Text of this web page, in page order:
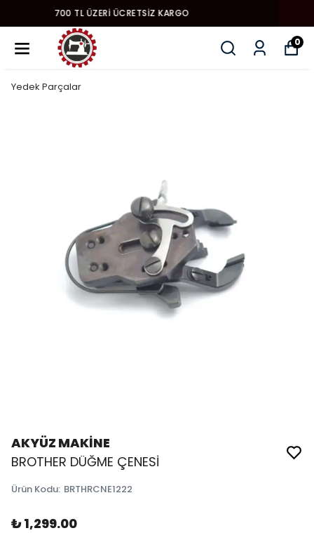
YENI MODEL DIKIŞ MAKINALARI
0
Yedek Parçalar
AKYÜZ MAKİNE
BROTHER DÜĞME ÇENESİ
Ürün Kodu: BRTHRCNE1222
₺ 1,299.00